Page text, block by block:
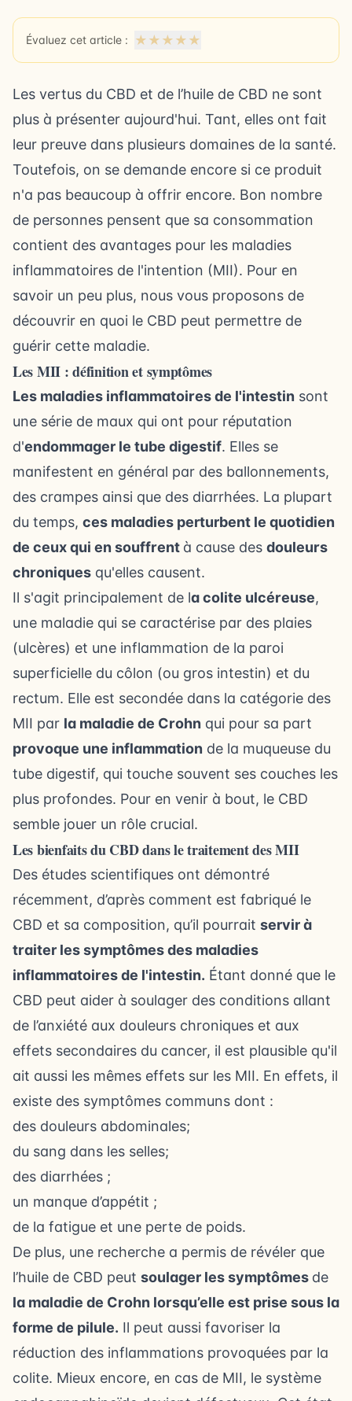
Évaluez cet article : ★ ★ ★ ★ ★
Les vertus du CBD et de l’huile de CBD ne sont
plus à présenter aujourd'hui. Tant, elles ont fait
leur preuve dans plusieurs domaines de la santé.
Toutefois, on se demande encore si ce produit
n'a pas beaucoup à offrir encore. Bon nombre
de personnes pensent que sa consommation
contient des avantages pour les maladies
inflammatoires de l'intention (MII). Pour en
savoir un peu plus, nous vous proposons de
découvrir en quoi le CBD peut permettre de
guérir cette maladie.
Les MII : définition et symptômes
Les maladies inflammatoires de l'intestin sont
une série de maux qui ont pour réputation
d'endommager le tube digestif. Elles se
manifestent en général par des ballonnements,
des crampes ainsi que des diarrhées. La plupart
du temps, ces maladies perturbent le quotidien
de ceux qui en souffrent à cause des douleurs
chroniques qu'elles causent.
Il s'agit principalement de la colite ulcéreuse,
une maladie qui se caractérise par des plaies
(ulcères) et une inflammation de la paroi
superficielle du côlon (ou gros intestin) et du
rectum. Elle est secondée dans la catégorie des
MII par la maladie de Crohn qui pour sa part
provoque une inflammation de la muqueuse du
tube digestif, qui touche souvent ses couches les
plus profondes. Pour en venir à bout, le CBD
semble jouer un rôle crucial.
Les bienfaits du CBD dans le traitement des MII
Des études scientifiques ont démontré
récemment, d’après comment est fabriqué le
CBD et sa composition, qu’il pourrait servir à
traiter les symptômes des maladies
inflammatoires de l'intestin. Étant donné que le
CBD peut aider à soulager des conditions allant
de l’anxiété aux douleurs chroniques et aux
effets secondaires du cancer, il est plausible qu'il
ait aussi les mêmes effets sur les MII. En effets, il
existe des symptômes communs dont :
des douleurs abdominales;
du sang dans les selles;
des diarrhées ;
un manque d’appétit ;
de la fatigue et une perte de poids.
De plus, une recherche a permis de révéler que
l’huile de CBD peut soulager les symptômes de
la maladie de Crohn lorsqu’elle est prise sous la
forme de pilule. Il peut aussi favoriser la
réduction des inflammations provoquées par la
colite. Mieux encore, en cas de MII, le système